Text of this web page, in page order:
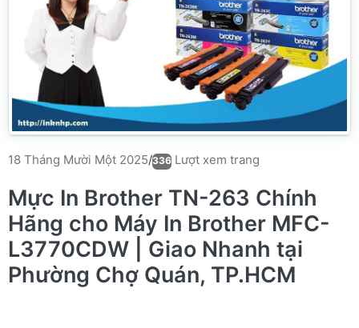
18 Tháng Mười Một 2025/336 Lượt xem trang
Mực In Brother TN-263 Chính
Hãng cho Máy In Brother MFC-
L3770CDW | Giao Nhanh tại
Phường Chợ Quán, TP.HCM